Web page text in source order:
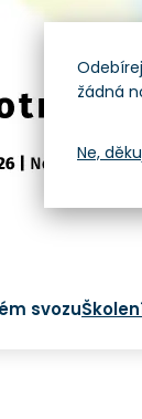
svozu
žádná
Ne,